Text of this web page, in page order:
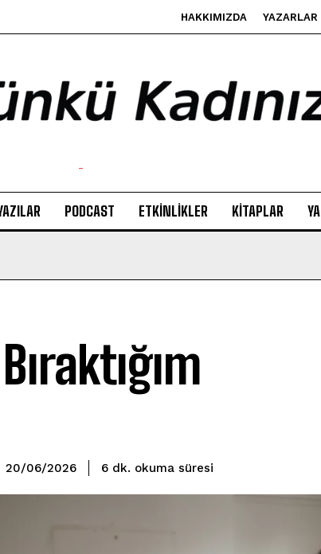
HAKKIMIZDA YAZARLAR
-
PODCAST ETKINLIKLER KITAPLAR
20/06/2026 6 dk. okuma süresi